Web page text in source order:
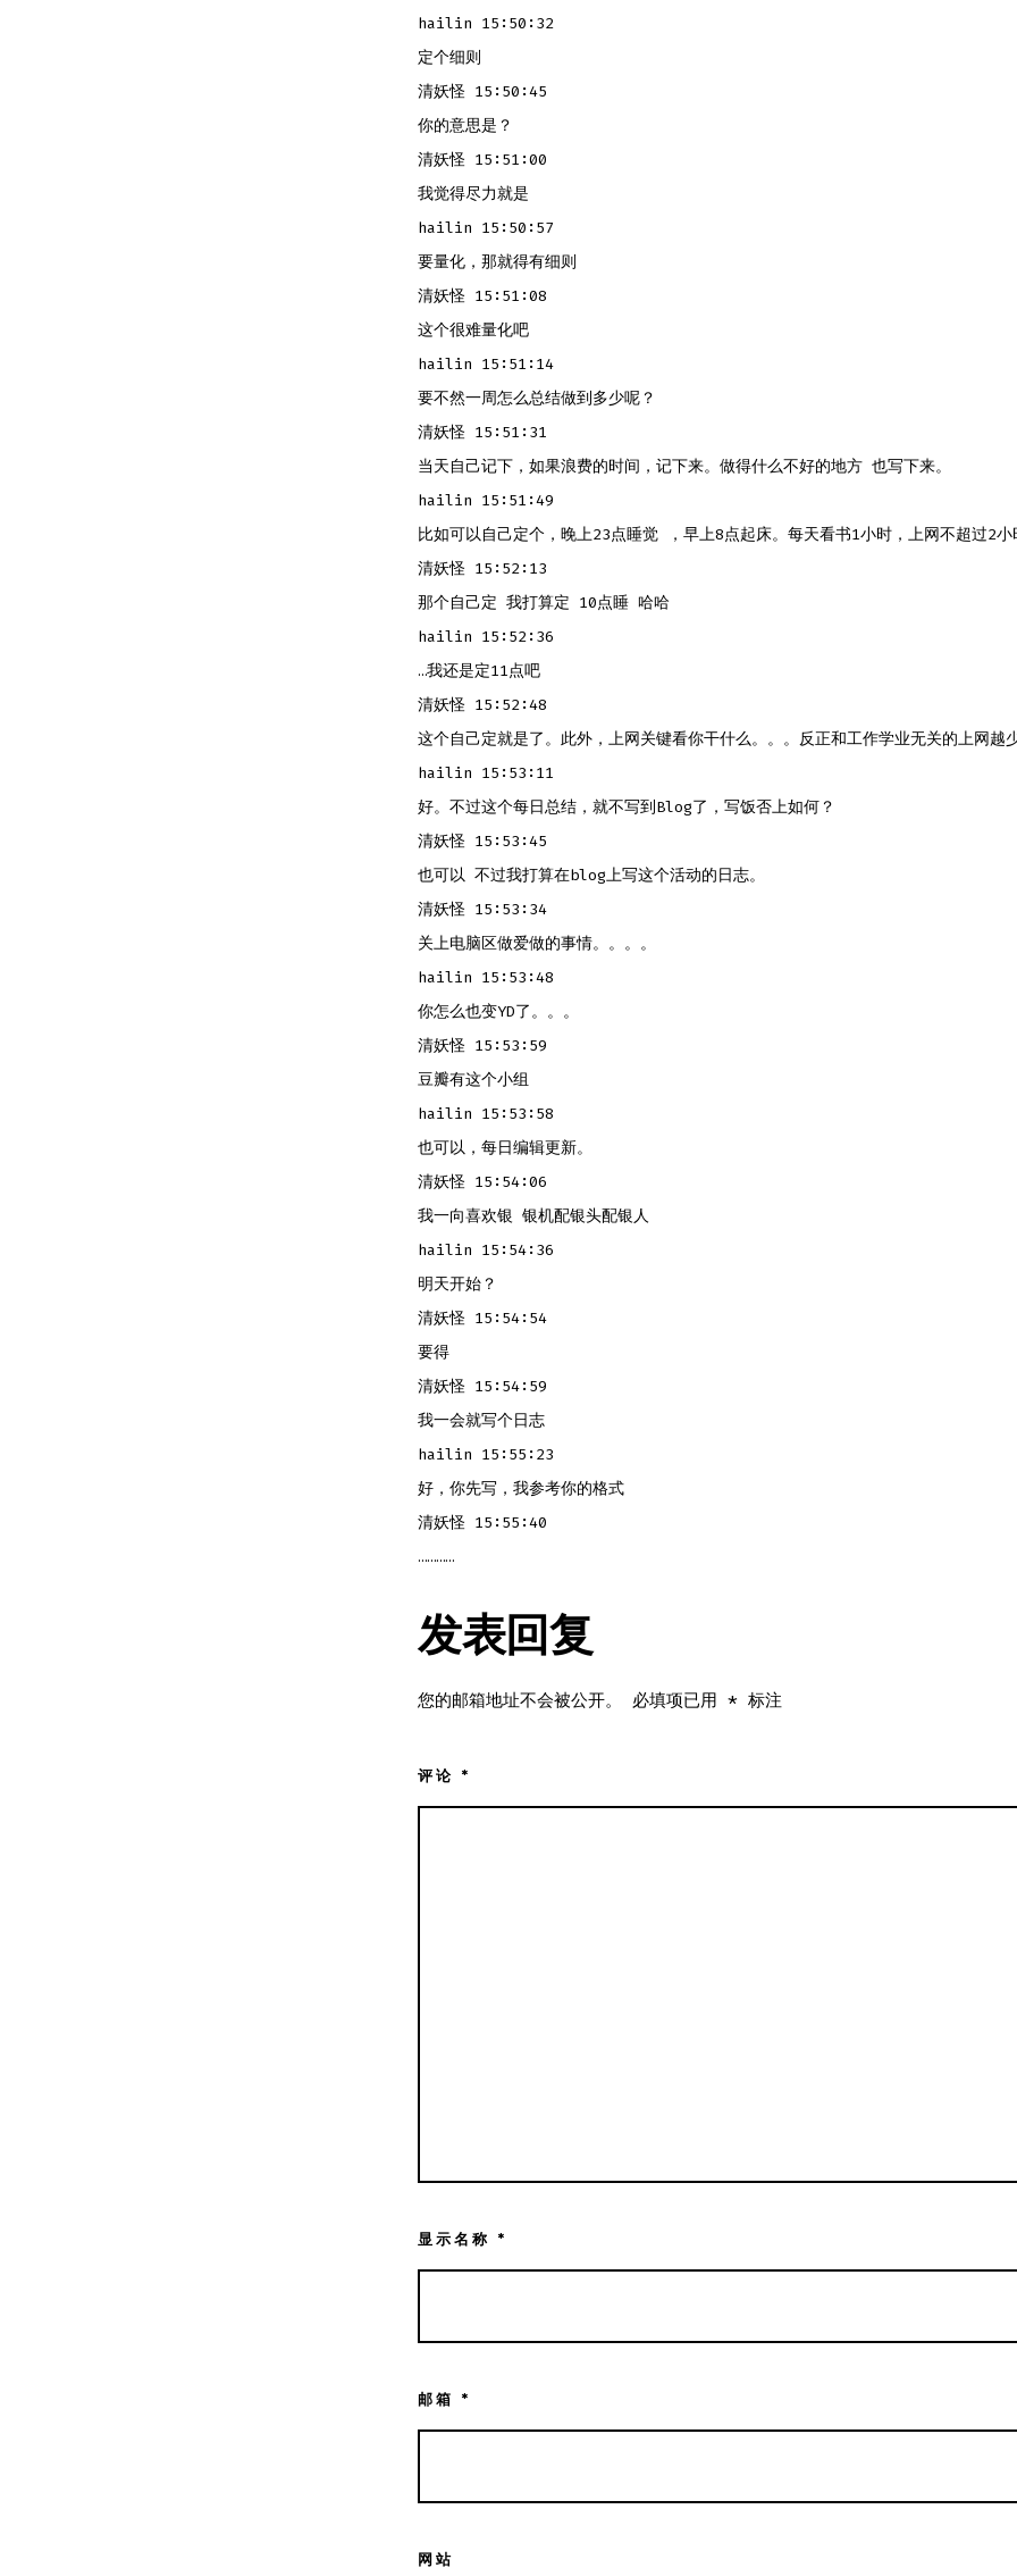
hailin 15:50:32
定个细则
清妖怪 15:50:45
你的意思是？
清妖怪 15:51:00
我觉得尽力就是
hailin 15:50:57
要量化，那就得有细则
清妖怪 15:51:08
这个很难量化吧
hailin 15:51:14
要不然一周怎么总结做到多少呢？
清妖怪 15:51:31
当天自己记下，如果浪费的时间，记下来。做得什么不好的地方 也写下来。
hailin 15:51:49
比如可以自己定个，晚上23点睡觉 ，早上8点起床。每天看书1小时，上网不超过2小
清妖怪 15:52:13
那个自己定 我打算定 10点睡 哈哈
hailin 15:52:36
…我还是定11点吧
清妖怪 15:52:48
这个自己定就是了。此外，上网关键看你干什么。。。反正和工作学业无关的上网越
hailin 15:53:11
好。不过这个每日总结，就不写到Blog了，写饭否上如何？
清妖怪 15:53:45
也可以 不过我打算在blog上写这个活动的日志。
清妖怪 15:53:34
关上电脑区做爱做的事情。。。。
hailin 15:53:48
你怎么也变YD了。。。
清妖怪 15:53:59
豆瓣有这个小组
hailin 15:53:58
也可以，每日编辑更新。
清妖怪 15:54:06
我一向喜欢银 银机配银头配银人
hailin 15:54:36
明天开始？
清妖怪 15:54:54
要得
清妖怪 15:54:59
我一会就写个日志
hailin 15:55:23
好，你先写，我参考你的格式
清妖怪 15:55:40
…………
发表回复
您的邮箱地址不会被公开。 必填项已用 * 标注
评论 *
显示名称 *
邮箱 *
网站